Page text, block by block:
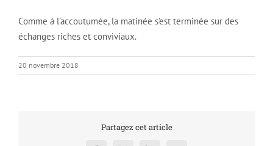
Comme à l’accoutumée, la matinée s’est terminée sur des
échanges riches et conviviaux.
20 novembre 2018
Partagez cet article